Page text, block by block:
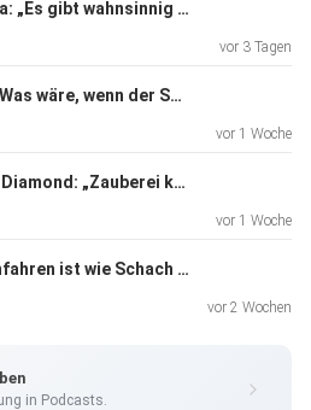
Bastian Pastewka: „Es gibt wahnsinnig viele Schauspielerinnen und Schauspieler, die eine Riesenmeise haben"
vor 3 Tagen
Karsten Dusse: „Was wäre, wenn der Sehnsuchtsort zum Tatort wird?“
vor 1 Woche
Timothy Trust & Diamond: „Zauberei kann durchaus gefährlich sein“
vor 1 Woche
Daniel Abt: „Rennfahren ist wie Schach auf einer Rakete“
vor 2 Wochen
in Podcasts.